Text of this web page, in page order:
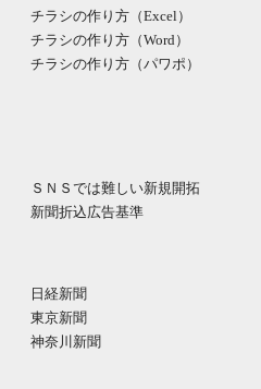
チラシの作り方（Excel）
チラシの作り方（Word）
チラシの作り方（パワポ）
ＳＮＳでは難しい新規開拓
新聞折込広告基準
日経新聞
東京新聞
神奈川新聞